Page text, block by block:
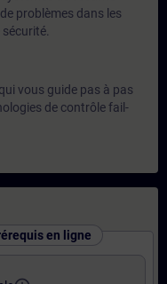
problèmes dans les
vous guide pas à pas
de contrôle fail-
en ligne